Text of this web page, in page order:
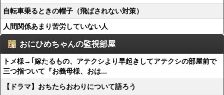
自転車乗るときの帽子（飛ばされない対策）
人間関係あまり苦労していない人
おにひめちゃんの監視部屋
トメ様→｢嫁たるもの、アテクシより早起きしてアテクシの部屋前で
三つ指ついて『お義母様、おは...
【ドラマ】おちたらおわりについて語ろう